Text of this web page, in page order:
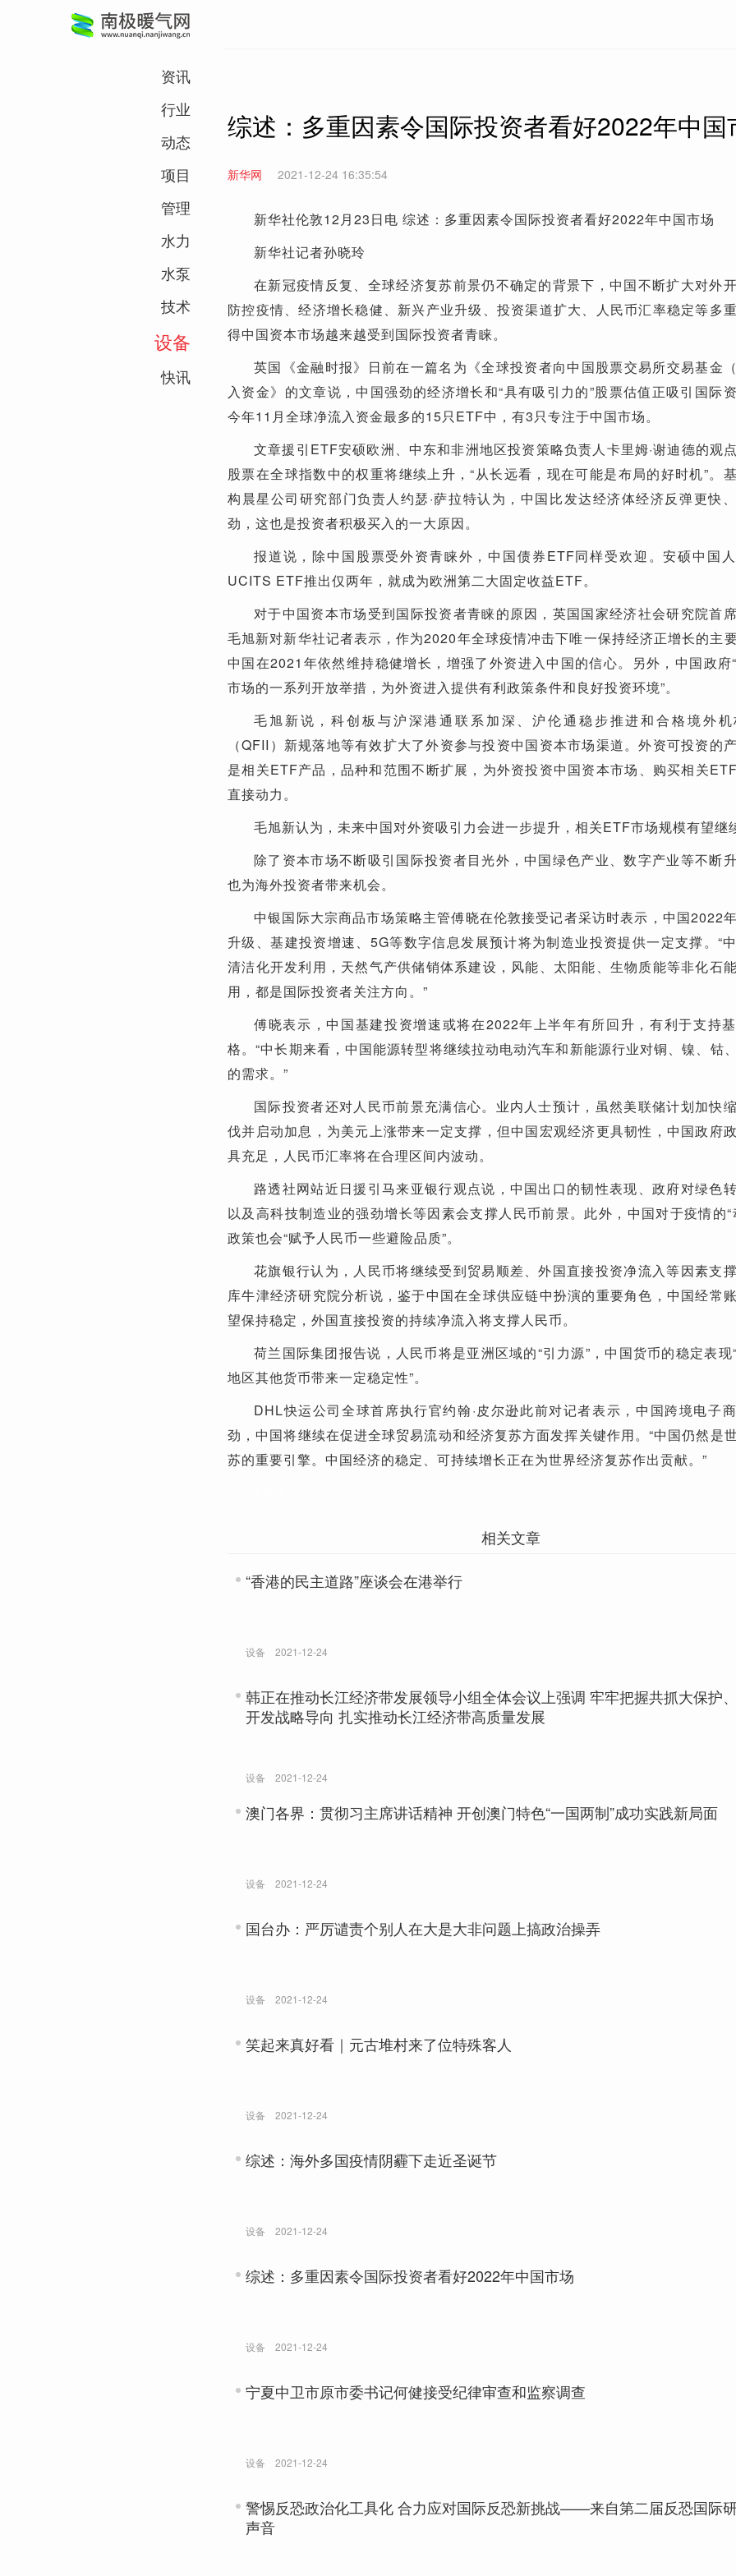
资讯
行业
动态
项目
管理
水力
水泵
技术
设备
快讯
综述：多重因素令国际投资者看好2022年中国
新华网 2021-12-24 16:35:54
新华社伦敦12月23日电 综述：多重因素令国际投资者看好2022年中国市场
新华社记者孙晓玲
在新冠疫情反复、全球经济复苏前景仍不确定的背景下，中国不断扩大对外
防控疫情、经济增长稳健、新兴产业升级、投资渠道扩大、人民币汇率稳定等多
得中国资本市场越来越受到国际投资者青睐。
英国《金融时报》日前在一篇名为《全球投资者向中国股票交易所交易基金
入资金》的文章说，中国强劲的经济增长和“具有吸引力的”股票估值正吸引国际
今年11月全球净流入资金最多的15只ETF中，有3只专注于中国市场。
文章援引ETF安硕欧洲、中东和非洲地区投资策略负责人卡里姆·谢迪德的观
股票在全球指数中的权重将继续上升，“从长远看，现在可能是布局的好时机”。
构晨星公司研究部门负责人约瑟·萨拉特认为，中国比发达经济体经济反弹更快
劲，这也是投资者积极买入的一大原因。
报道说，除中国股票受外资青睐外，中国债券ETF同样受欢迎。安硕中国
UCITS ETF推出仅两年，就成为欧洲第二大固定收益ETF。
对于中国资本市场受到国际投资者青睐的原因，英国国家经济社会研究院首
毛旭新对新华社记者表示，作为2020年全球疫情冲击下唯一保持经济正增长的主
中国在2021年依然维持稳健增长，增强了外资进入中国的信心。另外，中国政府
市场的一系列开放举措，为外资进入提供有利政策条件和良好投资环境”。
毛旭新说，科创板与沪深港通联系加深、沪伦通稳步推进和合格境外
（QFII）新规落地等有效扩大了外资参与投资中国资本市场渠道。外资可投资的
是相关ETF产品，品种和范围不断扩展，为外资投资中国资本市场、购买相关
直接动力。
毛旭新认为，未来中国对外资吸引力会进一步提升，相关ETF市场规模有望继
除了资本市场不断吸引国际投资者目光外，中国绿色产业、数字产业等不断
也为海外投资者带来机会。
中银国际大宗商品市场策略主管傅晓在伦敦接受记者采访时表示，中国2022
升级、基建投资增速、5G等数字信息发展预计将为制造业投资提供一定支撑。“
清洁化开发利用，天然气产供储销体系建设，风能、太阳能、生物质能等非化石
用，都是国际投资者关注方向。”
傅晓表示，中国基建投资增速或将在2022年上半年有所回升，有利于支持
格。“中长期来看，中国能源转型将继续拉动电动汽车和新能源行业对铜、镍、钴
的需求。”
国际投资者还对人民币前景充满信心。业内人士预计，虽然美联储计划加快
伐并启动加息，为美元上涨带来一定支撑，但中国宏观经济更具韧性，中国政府
具充足，人民币汇率将在合理区间内波动。
路透社网站近日援引马来亚银行观点说，中国出口的韧性表现、政府对绿色
以及高科技制造业的强劲增长等因素会支撑人民币前景。此外，中国对于疫情的“
政策也会“赋予人民币一些避险品质”。
花旗银行认为，人民币将继续受到贸易顺差、外国直接投资净流入等因素支
库牛津经济研究院分析说，鉴于中国在全球供应链中扮演的重要角色，中国经常
望保持稳定，外国直接投资的持续净流入将支撑人民币。
荷兰国际集团报告说，人民币将是亚洲区域的“引力源”，中国货币的稳定表现
地区其他货币带来一定稳定性”。
DHL快运公司全球首席执行官约翰·皮尔逊此前对记者表示，中国跨境电子
劲，中国将继续在促进全球贸易流动和经济复苏方面发挥关键作用。“中国仍然是
苏的重要引擎。中国经济的稳定、可持续增长正在为世界经济复苏作出贡献。”
相关文章
“香港的民主道路”座谈会在港举行
设备 2021-12-24
韩正在推动长江经济带发展领导小组全体会议上强调 牢牢把握共抓大保护
开发战略导向 扎实推动长江经济带高质量发展
设备 2021-12-24
澳门各界：贯彻习主席讲话精神 开创澳门特色“一国两制”成功实践新局面
设备 2021-12-24
国台办：严厉谴责个别人在大是大非问题上搞政治操弄
设备 2021-12-24
笑起来真好看｜元古堆村来了位特殊客人
设备 2021-12-24
综述：海外多国疫情阴霾下走近圣诞节
设备 2021-12-24
综述：多重因素令国际投资者看好2022年中国市场
设备 2021-12-24
宁夏中卫市原市委书记何健接受纪律审查和监察调查
设备 2021-12-24
警惕反恐政治化工具化 合力应对国际反恐新挑战——来自第二届反恐国际
声音